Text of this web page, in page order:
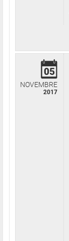
05
NOVEMBRE
2017